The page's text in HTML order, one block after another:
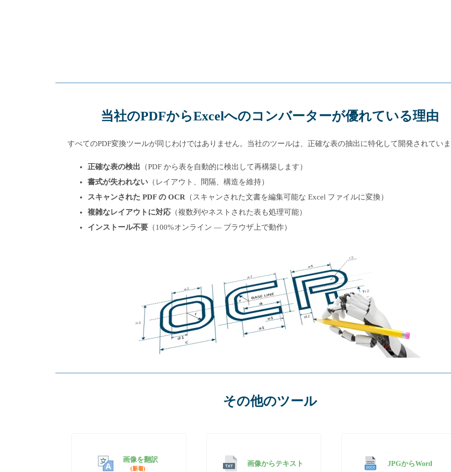
当社のPDFからExcelへのコンバーターが優れている理由
すべてのPDF変換ツールが同じわけではありません。当社のツールは、正確な表の抽出に特化して開発されてい
正確な表の検出 （PDF から表を自動的に検出して再構築します）
書式が失われない （レイアウト、間隔、構造を維持）
スキャンされた PDF の OCR （スキャンされた文書を編集可能な Excel ファイルに変換）
複雑なレイアウトに対応 （複数列やネストされた表も処理可能）
インストール不要 （100%オンライン — ブラウザ上で動作）
その他のツール
画像を翻訳
(新着)
画像からテキスト JPGからWord